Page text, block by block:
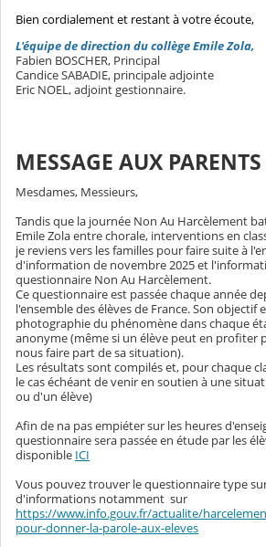
Bien cordialement et restant à votre écoute,
L'équipe de direction du collège Emile Zola,
Fabien BOSCHER, Principal
Candice SABADIE, principale adjointe
Eric NOEL, adjoint gestionnaire.
MESSAGE AUX
Mesdames, Messieurs,
Tandis que la journée Non Au Harcèlement
Emile Zola entre chorale, interventions en
je reviens vers les familles pour faire suite à
d'information de novembre 2025 et
questionnaire Non Au Harcèlement.
Ce questionnaire est passée chaque année
l'ensemble des élèves de France. Son objectif
photographie du phénomène dans chaque
anonyme (même si un élève peut en profiter
nous faire part de sa situation).
Les résultats sont compilés et, pour chaque
le cas échéant de venir en soutien à une
ou d'un élève)
Afin de na pas empiéter sur les heures
questionnaire sera passée en étude par les
disponible ICI
Vous pouvez trouver le questionnaire type
d'informations notamment sur
https://www.info.gouv.fr/actualite/
pour-donner-la-parole-aux-eleves